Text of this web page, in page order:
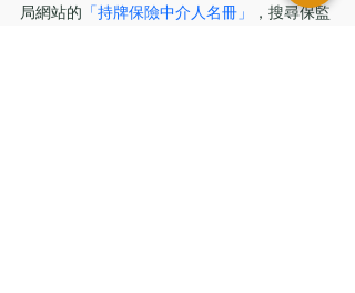
局網站的 「持牌保險中介人名冊」
，搜尋保監